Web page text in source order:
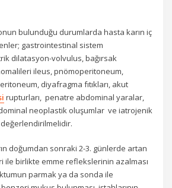
bulunduğu durumlarda hasta karın iç
gastrointestinal sistem
dilatasyon-volvulus, bağırsak
ileus, pnömoperitoneum,
diyafragma fıtıkları, akut
rupturları, penatre abdominal yaralar,
neoplastik oluşumlar ve iatrojenik
doğumdan sonraki 2-3. günlerde artan
ile birlikte emme reflekslerinin azalması
parmak ya da sonda ile